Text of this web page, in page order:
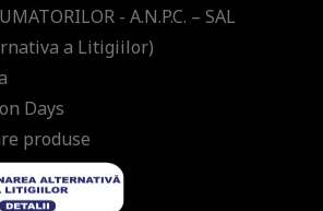
- A.N.P.C. – SAL
a Litigiilor)
Days
produse